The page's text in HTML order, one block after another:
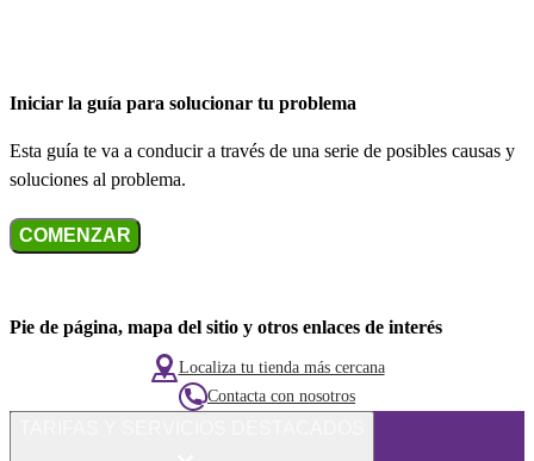
Iniciar la guía para solucionar tu problema
Esta guía te va a conducir a través de una serie de posibles causas y
soluciones al problema.
COMENZAR
Pie de página, mapa del sitio y otros enlaces de interés
Localiza tu tienda más cercana
Contacta con nosotros